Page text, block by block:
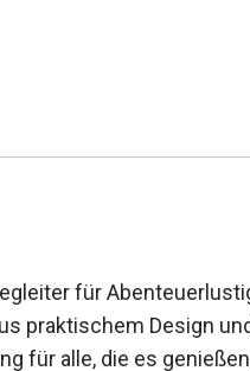
für
Kombination aus
eine komfortable Lösung